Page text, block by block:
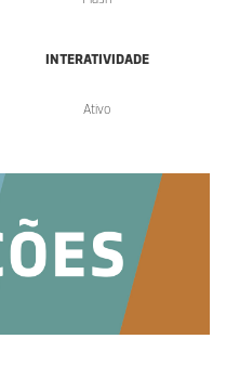
INTERATIVIDADE
Ativo